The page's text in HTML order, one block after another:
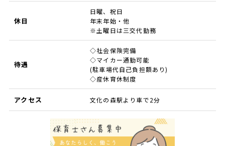
休日
日曜、祝日
年末年始・他
※土曜日は三交代勤務
待遇
◇社会保険完備
◇マイカー通勤可能
(駐車場代自己負担額あり)
◇産休育休制度
アクセス 文化の森駅より車で2分